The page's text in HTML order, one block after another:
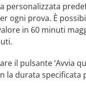
personalizzata
ogni prova. È
in 60 minuti
il pulsante ‘Avvia
la durata specificata